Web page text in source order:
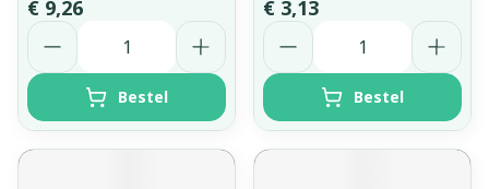
€ 9,26
Aantal
Bestel
€ 3,13
Aantal
Bestel